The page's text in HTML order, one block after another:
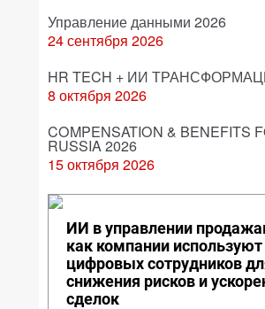
Управление данными 2026
24 сентября 2026
HR TECH + ИИ
8 октября 2026
COMPENSATION & BENEFITS
RUSSIA 2026
15 октября 2026
ИИ в управлении
как компании используют
цифровых сотрудников
снижения рисков и
сделок